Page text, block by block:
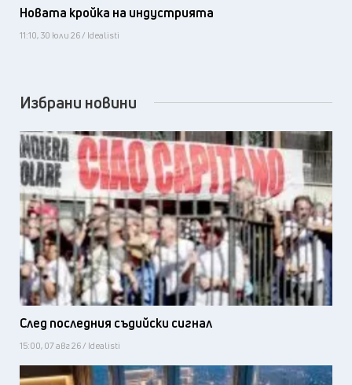
Новата кройка на индустрията
11:10, 30 юли 26 / Idealisti
Избрани новини
След последния съдийски сигнал
15:00, 07 авг 26 / Idealisti